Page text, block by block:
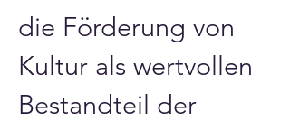
die Förderung von
Kultur als wertvollen
Bestandteil der